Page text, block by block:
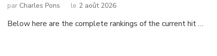
par Charles Pons le 2 août 2026
Below here are the complete rankings of the current hit …